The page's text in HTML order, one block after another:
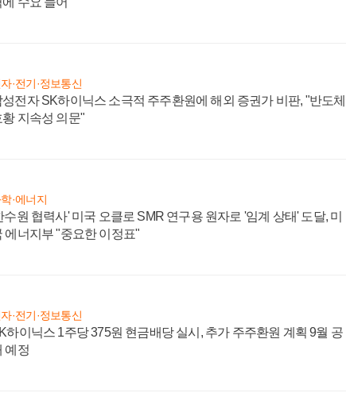
·전기·정보통신
성전자 SK하이닉스 소극적 주주환원에 해외 증권가 비판, "반도체
황 지속성 의문"
·에너지
수원 협력사' 미국 오클로 SMR 연구용 원자로 '임계 상태' 도달, 미
에너지부 "중요한 이정표"
·전기·정보통신
하이닉스 1주당 375원 현금배당 실시, 추가 주주환원 계획 9월 공
예정